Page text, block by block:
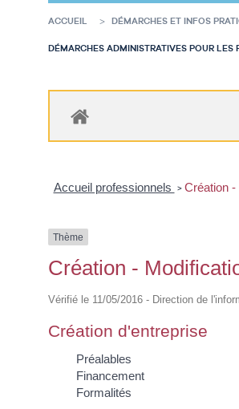
ACCUEIL DÉMARCHES ET INFOS
DÉMARCHES ADMINISTRATIVES POUR LES
Accueil professionnels > Création
Thème
Création -
Vérifié le 11/05/2016 - Direction de
Création d'entreprise
Préalables
Financement
Formalités